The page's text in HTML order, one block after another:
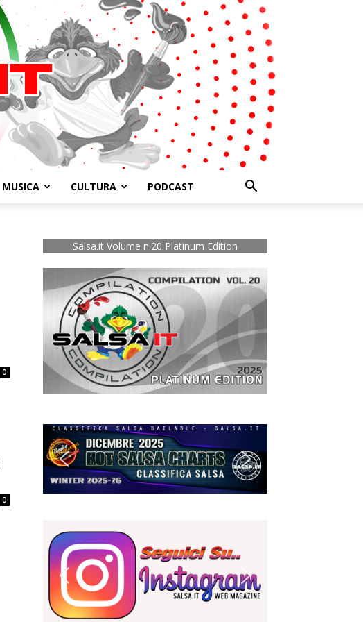
MUSICA CULTURA PODCAST
0
0
Salsa.it Volume n.20 Platinum Edition